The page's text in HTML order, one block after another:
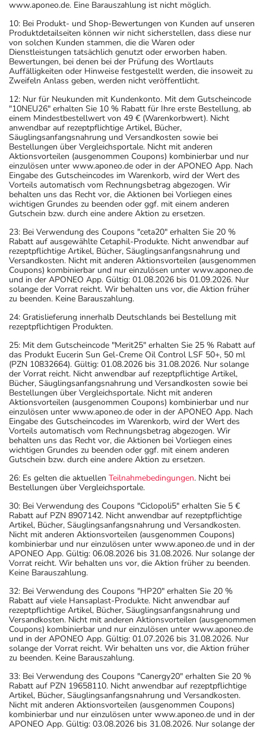
www.aponeo.de. Eine Barauszahlung ist nicht möglich.
10: Bei Produkt- und Shop-Bewertungen von Kunden auf unseren
Produktdetailseiten können wir nicht sicherstellen, dass diese nur
von solchen Kunden stammen, die die Waren oder
Dienstleistungen tatsächlich genutzt oder erworben haben.
Bewertungen, bei denen bei der Prüfung des Wortlauts
Auffälligkeiten oder Hinweise festgestellt werden, die insoweit zu
Zweifeln Anlass geben, werden nicht veröffentlicht.
12: Nur für Neukunden mit Kundenkonto. Mit dem Gutscheincode
"10NEU26" erhalten Sie 10 % Rabatt für Ihre erste Bestellung, ab
einem Mindestbestellwert von 49 € (Warenkorbwert). Nicht
anwendbar auf rezeptpflichtige Artikel, Bücher,
Säuglingsanfangsnahrung und Versandkosten sowie bei
Bestellungen über Vergleichsportale. Nicht mit anderen
Aktionsvorteilen (ausgenommen Coupons) kombinierbar und nur
einzulösen unter www.aponeo.de oder in der APONEO App. Nach
Eingabe des Gutscheincodes im Warenkorb, wird der Wert des
Vorteils automatisch vom Rechnungsbetrag abgezogen. Wir
behalten uns das Recht vor, die Aktionen bei Vorliegen eines
wichtigen Grundes zu beenden oder ggf. mit einem anderen
Gutschein bzw. durch eine andere Aktion zu ersetzen.
23: Bei Verwendung des Coupons "ceta20" erhalten Sie 20 %
Rabatt auf ausgewählte Cetaphil-Produkte. Nicht anwendbar auf
rezeptpflichtige Artikel, Bücher, Säuglingsanfangsnahrung und
Versandkosten. Nicht mit anderen Aktionsvorteilen (ausgenommen
Coupons) kombinierbar und nur einzulösen unter www.aponeo.de
und in der APONEO App. Gültig: 01.08.2026 bis 01.09.2026. Nur
solange der Vorrat reicht. Wir behalten uns vor, die Aktion früher
zu beenden. Keine Barauszahlung.
24: Gratislieferung innerhalb Deutschlands bei Bestellung mit
rezeptpflichtigen Produkten.
25: Mit dem Gutscheincode "Merit25" erhalten Sie 25 % Rabatt auf
das Produkt Eucerin Sun Gel-Creme Oil Control LSF 50+, 50 ml
(PZN 10832664). Gültig: 01.08.2026 bis 31.08.2026. Nur solange
der Vorrat reicht. Nicht anwendbar auf rezeptpflichtige Artikel,
Bücher, Säuglingsanfangsnahrung und Versandkosten sowie bei
Bestellungen über Vergleichsportale. Nicht mit anderen
Aktionsvorteilen (ausgenommen Coupons) kombinierbar und nur
einzulösen unter www.aponeo.de oder in der APONEO App. Nach
Eingabe des Gutscheincodes im Warenkorb, wird der Wert des
Vorteils automatisch vom Rechnungsbetrag abgezogen. Wir
behalten uns das Recht vor, die Aktionen bei Vorliegen eines
wichtigen Grundes zu beenden oder ggf. mit einem anderen
Gutschein bzw. durch eine andere Aktion zu ersetzen.
26: Es gelten die aktuellen Teilnahmebedingungen. Nicht bei
Bestellungen über Vergleichsportale.
30: Bei Verwendung des Coupons "Ciclopoli5" erhalten Sie 5 €
Rabatt auf PZN 8907142. Nicht anwendbar auf rezeptpflichtige
Artikel, Bücher, Säuglingsanfangsnahrung und Versandkosten.
Nicht mit anderen Aktionsvorteilen (ausgenommen Coupons)
kombinierbar und nur einzulösen unter www.aponeo.de und in der
APONEO App. Gültig: 06.08.2026 bis 31.08.2026. Nur solange der
Vorrat reicht. Wir behalten uns vor, die Aktion früher zu beenden.
Keine Barauszahlung.
32: Bei Verwendung des Coupons "HP20" erhalten Sie 20 %
Rabatt auf viele Hansaplast-Produkte. Nicht anwendbar auf
rezeptpflichtige Artikel, Bücher, Säuglingsanfangsnahrung und
Versandkosten. Nicht mit anderen Aktionsvorteilen (ausgenommen
Coupons) kombinierbar und nur einzulösen unter www.aponeo.de
und in der APONEO App. Gültig: 01.07.2026 bis 31.08.2026. Nur
solange der Vorrat reicht. Wir behalten uns vor, die Aktion früher
zu beenden. Keine Barauszahlung.
33: Bei Verwendung des Coupons "Canergy20" erhalten Sie 20 %
Rabatt auf PZN 19658110. Nicht anwendbar auf rezeptpflichtige
Artikel, Bücher, Säuglingsanfangsnahrung und Versandkosten.
Nicht mit anderen Aktionsvorteilen (ausgenommen Coupons)
kombinierbar und nur einzulösen unter www.aponeo.de und in der
APONEO App. Gültig: 03.08.2026 bis 31.08.2026. Nur solange der